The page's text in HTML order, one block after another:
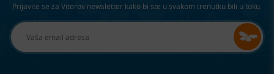
Prijavite se za Viterov newsletter kako bi ste u svakom trenutku bili u toku.